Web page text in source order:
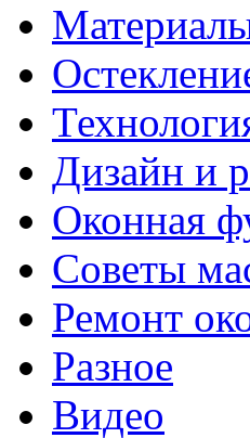
Дизайн и
Оконная
Советы
Ремонт
Разное
Видео